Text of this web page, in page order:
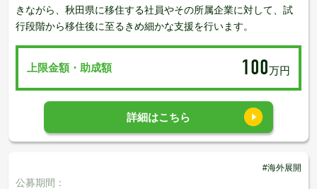
きながら、秋田県に移住する社員やその所属企業に対して、試
行段階から移住後に至るきめ細かな支援を行います。
上限金額・助成額 100万円
詳細はこちら
#海外展開
公募期間：